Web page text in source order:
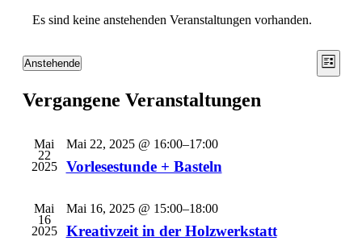
Es sind keine anstehenden Veranstaltungen vorhanden.
Liste
Anstehende
wählen.
Vergangene Veranstaltungen
Mai
22
2025
Mai 22, 2025 @ 16:00–17:00
Vorlesestunde + Basteln
Mai
16
2025
Mai 16, 2025 @ 15:00–18:00
Kreativzeit in der Holzwerkstatt